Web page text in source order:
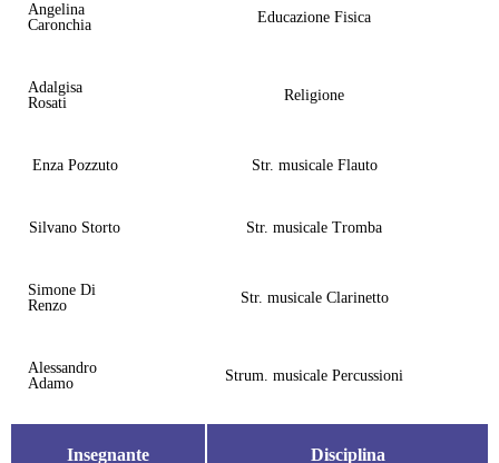
Angelina
Caronchia
Educazione Fisica
Adalgisa
Rosati
Religione
Enza Pozzuto Str. musicale Flauto
Silvano Storto Str. musicale Tromba
Simone Di
Renzo
Str. musicale Clarinetto
Alessandro
Adamo
Strum. musicale Percussioni
Insegnante Disciplina